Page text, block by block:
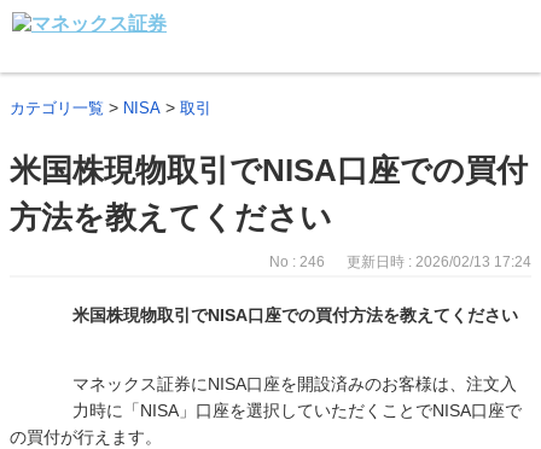
カテゴリ一覧 > NISA > 取引
米国株現物取引でNISA口座での買付
方法を教えてください
No : 246 更新日時 : 2026/02/13 17:24
米国株現物取引でNISA口座での買付方法を教えてください
マネックス証券にNISA口座を開設済みのお客様は、注文入
力時に「NISA」口座を選択していただくことでNISA口座で
の買付が行えます。